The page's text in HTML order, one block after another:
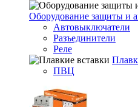
Оборудование защиты и
Автовыключатели
Разъединители
Реле
ПВЦ